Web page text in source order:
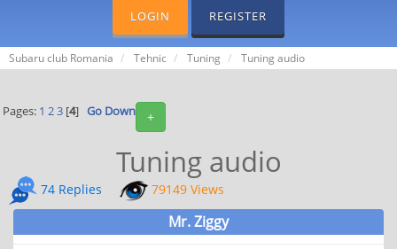
LOGIN REGISTER
Subaru club Romania Tehnic Tuning Tuning audio
+
Pages: 1 2 3[4] Go Down
Tuning audio
74 Replies 79149 Views
Mr. Ziggy